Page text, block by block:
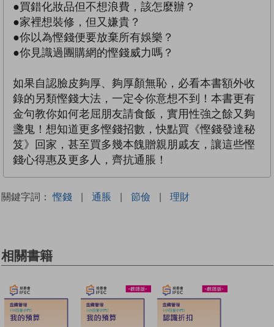
●買錯化妝品但不想浪費，該怎麼辦？
●家裡想裝修，但又嫌貴？
●你以為慳錢便要放棄所有娛樂？
●你見識過團購網的慳錢威力嗎？
如果自認臉皮夠厚、夠厚顏無恥，必看本書額外收
錄的另類慳錢大法，一定令你意想不到！本書更有
金句教你如何老屈朋友請食飯，實用性強之餘又夠
盞鬼！想知道更多慳錢招數，快點買《慳錢發達秘
笈》回家，甚至買多幾本餽贈親朋戚友，讓這些慳
錢心得惠及更多人，齊抗通脹！
關鍵字詞：慳錢 | 通脹 | 節儉 | 理財
相關書籍